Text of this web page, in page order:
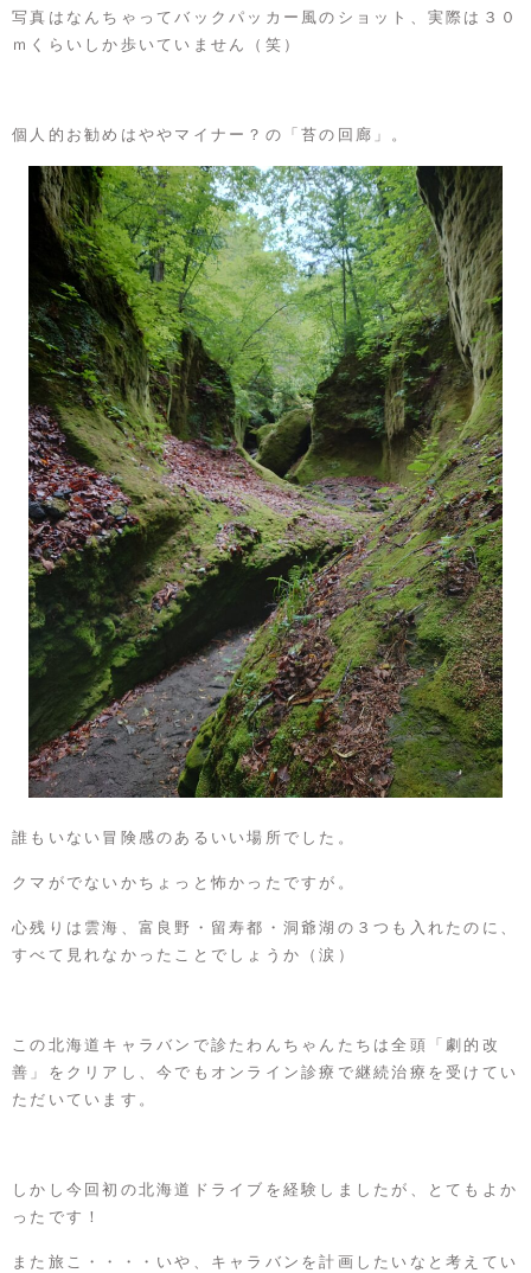
写真はなんちゃってバックパッカー風のショット、実際は３０
ｍくらいしか歩いていません（笑）
個人的お勧めはややマイナー？の「苔の回廊」。
誰もいない冒険感のあるいい場所でした。
クマがでないかちょっと怖かったですが。
心残りは雲海、富良野・留寿都・洞爺湖の３つも入れたのに、
すべて見れなかったことでしょうか（涙）
この北海道キャラバンで診たわんちゃんたちは全頭「劇的改
善」をクリアし、今でもオンライン診療で継続治療を受けてい
ただいています。
しかし今回初の北海道ドライブを経験しましたが、とてもよか
ったです！
また旅こ・・・・いや、キャラバンを計画したいなと考えてい